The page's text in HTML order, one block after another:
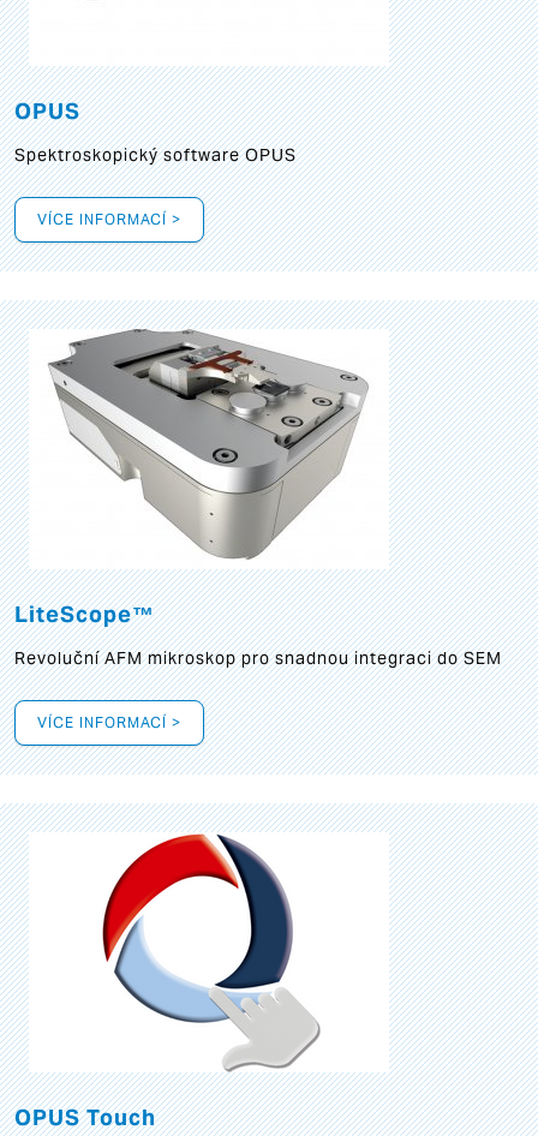
OPUS
Spektroskopický software OPUS
VÍCE INFORMACÍ >
LiteScope™
Revoluční AFM mikroskop pro snadnou integraci do SEM
VÍCE INFORMACÍ >
OPUS Touch